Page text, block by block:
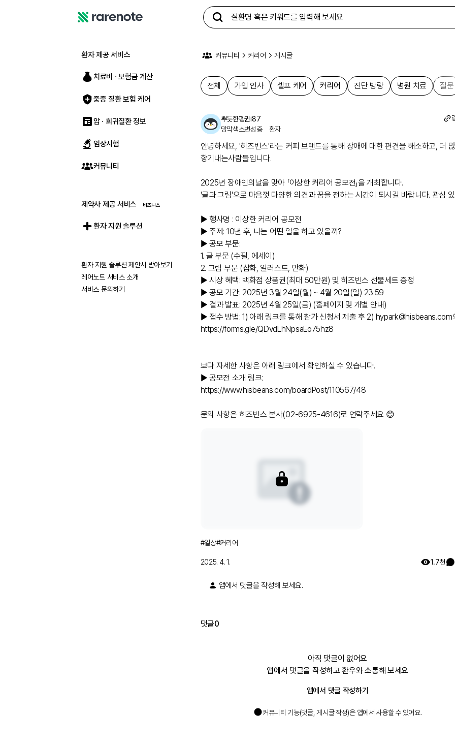
트
환자 제공 서비스
치료비 ∙ 보험금 계산
중증 질환 보험 케어
암 · 희귀질환 정보
임상시험
커뮤니티
제약사 제공 서비스
환자 지원 솔루션
환자 지원 솔루션 제안서 받아보기
레어노트 서비스 소개
서비스 문의하기
커뮤니티 커리어 게시글
전체 가입 인사 셀프 케어 커리어 진단 방랑 병원 치료 질문
전체 가입 인사 셀프 케어 커리어 진단 방랑 병원 치료 질문
뿌듯한펭귄i87
망막색소변성증
환자
안녕하세요, '히즈빈스'라는 커피 브랜드를 통해 장애에 대한 편견을 해소하고, 더
향기내는사람들입니다.
2025년 장애인의날을 맞아 「이상한 커리어 공모전」을 개최합니다.
'글과 그림'으로 마음껏 다양한 의견과 꿈을 전하는 시간이 되시길 바랍니다. 관심
► 행사명 : 이상한 커리어 공모전
► 주제: 10년 후, 나는 어떤 일을 하고 있을까?
► 공모 부문:
1. 글 부문 (수필, 에세이)
2. 그림 부문 (삽화, 일러스트, 만화)
► 시상 혜택: 백화점 상품권(최대 50만원) 및 히즈빈스 선물세트 증정
► 공모 기간: 2025년 3월 24일(월) ~ 4월 20일(일) 23:59
► 결과 발표: 2025년 4월 25일(금) (홈페이지 및 개별 안내)
https://forms.gle/QDvdLhNpsaEo75hz8
보다 자세한 사항은 아래 링크에서 확인하실 수 있습니다.
► 공모전 소개 링크:
https://www.hisbeans.com/boardPost/110567/48
문의 사항은 히즈빈스 본사(02-6925-4616)로 연락주세요 😊
#일상#커리어
2025. 4. 1. 1.7천
앱에서 댓글을 작성해 보세요.
댓글0
아직 댓글이 없어요
앱에서 댓글을 작성하고 환우와 소통해 보세요
앱에서 댓글 작성하기
커뮤니티 기능(댓글, 게시글 작성)은 앱에서 사용할 수 있어요.